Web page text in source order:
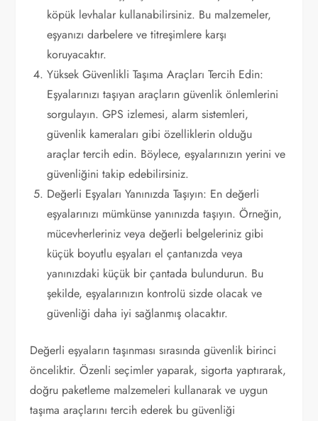
köpük levhalar kullanabilirsiniz. Bu malzemeler,
eşyanızı darbelere ve titreşimlere karşı
koruyacaktır.
Yüksek Güvenlikli Taşıma Araçları Tercih Edin:
Eşyalarınızı taşıyan araçların güvenlik önlemlerini
sorgulayın. GPS izlemesi, alarm sistemleri,
güvenlik kameraları gibi özelliklerin olduğu
araçlar tercih edin. Böylece, eşyalarınızın yerini ve
güvenliğini takip edebilirsiniz.
Değerli Eşyaları Yanınızda Taşıyın: En değerli
eşyalarınızı mümkünse yanınızda taşıyın. Örneğin,
mücevherleriniz veya değerli belgeleriniz gibi
küçük boyutlu eşyaları el çantanızda veya
yanınızdaki küçük bir çantada bulundurun. Bu
şekilde, eşyalarınızın kontrolü sizde olacak ve
güvenliği daha iyi sağlanmış olacaktır.
Değerli eşyaların taşınması sırasında güvenlik birinci
önceliktir. Özenli seçimler yaparak, sigorta yaptırarak,
doğru paketleme malzemeleri kullanarak ve uygun
taşıma araçlarını tercih ederek bu güvenliği